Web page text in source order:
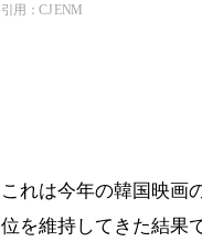
引用：CJ ENM
これは今年の韓国映画
位を維持してきた結果